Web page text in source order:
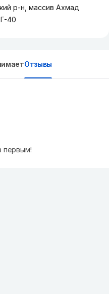
р-н, массив Ахмад
40
Отзывы
первым!